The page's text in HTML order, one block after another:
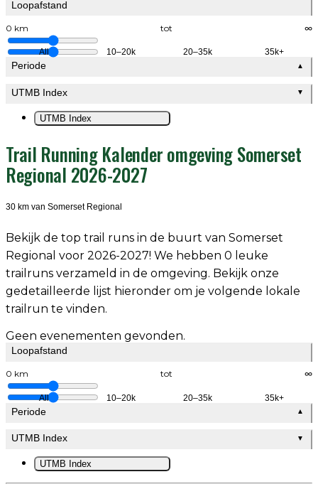
Loopafstand
0 km tot ∞
All 10–20k 20–35k 35k+
Periode ▲
UTMB Index ▼
UTMB Index
Trail Running Kalender omgeving Somerset
Regional 2026-2027
30 km van Somerset Regional
Bekijk de top trail runs in de buurt van Somerset
Regional voor 2026-2027! We hebben 0 leuke
trailruns verzameld in de omgeving. Bekijk onze
gedetailleerde lijst hieronder om je volgende lokale
trailrun te vinden.
Geen evenementen gevonden.
Loopafstand
0 km tot ∞
All 10–20k 20–35k 35k+
Periode ▲
UTMB Index ▼
UTMB Index